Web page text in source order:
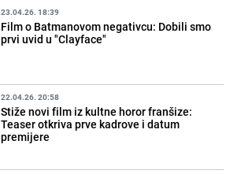
23.04.26. 18:39
Film o Batmanovom negativcu: Dobili smo
prvi uvid u "Clayface"
22.04.26. 20:58
Stiže novi film iz kultne horor franšize:
Teaser otkriva prve kadrove i datum
premijere